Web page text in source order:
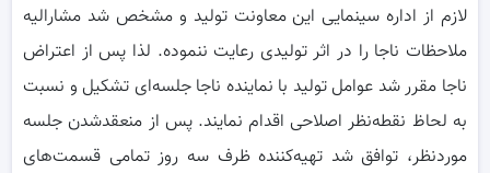
لازم از اداره سینمایی این معاونت تولید و مشخص شد مشارالیه
ملاحظات ناجا را در اثر تولیدی رعایت ننموده. لذا پس از اعتراض
ناجا مقرر شد عوامل تولید با نماینده ناجا جلسه‌ای تشکیل و نسبت
به لحاظ نقطه‌نظر اصلاحی اقدام نمایند. پس از منعقدشدن جلسه
موردنظر، توافق شد تهیه‌کننده ظرف سه روز تمامی قسمت‌های